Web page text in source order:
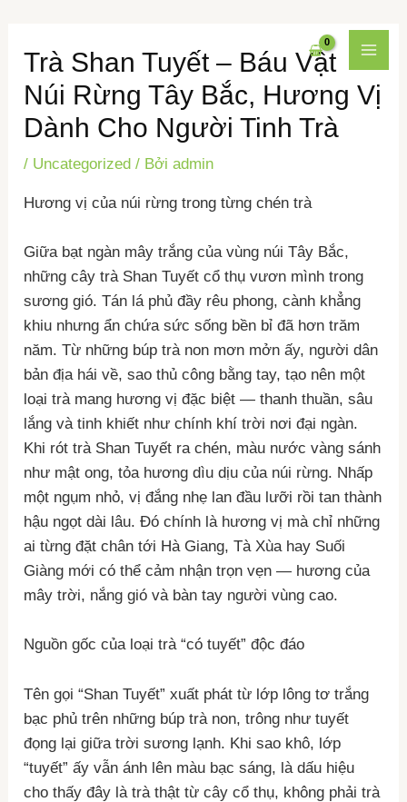
dung
Trà Shan Tuyết – Báu Vật
Núi Rừng Tây Bắc, Hương Vị
Dành Cho Người Tinh Trà
/ Uncategorized / Bởiadmin
Hương vị của núi rừng trong từng chén trà
Giữa bạt ngàn mây trắng của vùng núi Tây Bắc,
những cây trà Shan Tuyết cổ thụ vươn mình trong
sương gió. Tán lá phủ đầy rêu phong, cành khẳng
khiu nhưng ẩn chứa sức sống bền bỉ đã hơn trăm
năm. Từ những búp trà non mơn mởn ấy, người dân
bản địa hái về, sao thủ công bằng tay, tạo nên một
loại trà mang hương vị đặc biệt — thanh thuần, sâu
lắng và tinh khiết như chính khí trời nơi đại ngàn.
Khi rót trà Shan Tuyết ra chén, màu nước vàng sánh
như mật ong, tỏa hương dìu dịu của núi rừng. Nhấp
một ngụm nhỏ, vị đắng nhẹ lan đầu lưỡi rồi tan thành
hậu ngọt dài lâu. Đó chính là hương vị mà chỉ những
ai từng đặt chân tới Hà Giang, Tà Xùa hay Suối
Giàng mới có thể cảm nhận trọn vẹn — hương của
mây trời, nắng gió và bàn tay người vùng cao.
Nguồn gốc của loại trà “có tuyết” độc đáo
Tên gọi “Shan Tuyết” xuất phát từ lớp lông tơ trắng
bạc phủ trên những búp trà non, trông như tuyết
đọng lại giữa trời sương lạnh. Khi sao khô, lớp
“tuyết” ấy vẫn ánh lên màu bạc sáng, là dấu hiệu
cho thấy đây là trà thật từ cây cổ thụ, không phải trà
hướng
bài
viết